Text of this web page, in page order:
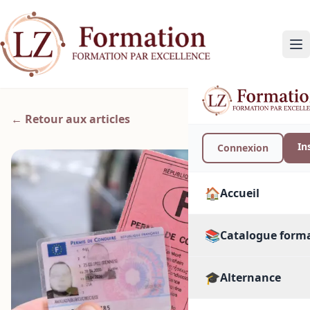
Connexion
🏠Accueil
📚Catalogue
🔍Toutes les
🎓Alternance
← Retour aux articles